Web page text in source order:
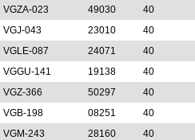
VGZA-023 49030 40
VGJ-043 23010 40
VGLE-087 24071 40
VGGU-141 19138 40
VGZ-366 50297 40
VGB-198 08251 40
VGM-243 28160 40